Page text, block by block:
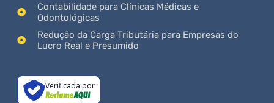
Contabilidade para Clínicas Médicas e
Odontológicas
Redução da Carga Tributária para Empresas do
Lucro Real e Presumido
Verificada por